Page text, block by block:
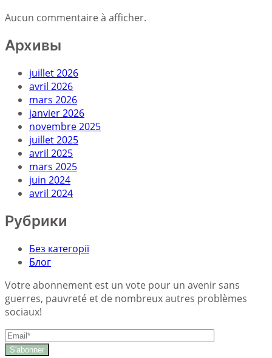
Aucun commentaire à afficher.
Архивы
juillet 2026
avril 2026
mars 2026
janvier 2026
novembre 2025
juillet 2025
avril 2025
mars 2025
juin 2024
avril 2024
Рубрики
Без категорії
Блог
Votre abonnement est un vote pour un avenir sans
guerres, pauvreté et de nombreux autres problèmes
sociaux!